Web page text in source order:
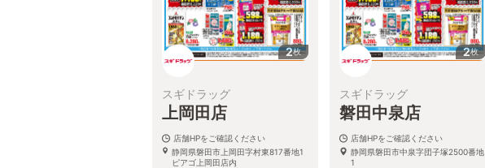
2枚
スギドラッグ
上岡田店
店舗HPをご確認ください
静岡県磐田市上岡田字村東817番地1
ピアゴ上岡田店内
2枚
スギドラッグ
磐田中泉店
店舗HPをご確認ください
静岡県磐田市中泉字団子塚2500番地
1